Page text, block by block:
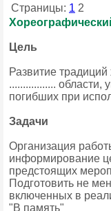
Страницы: 1 2
Цель
Развитие традиций
................. области,
погибших при
Задачи
Организация
информирование
предстоящих
Подготовить не
включенных в
"В память"